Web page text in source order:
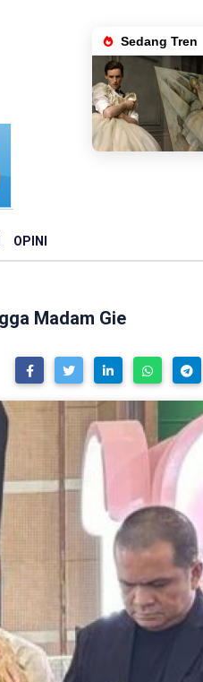
OPINI
Madam Gie